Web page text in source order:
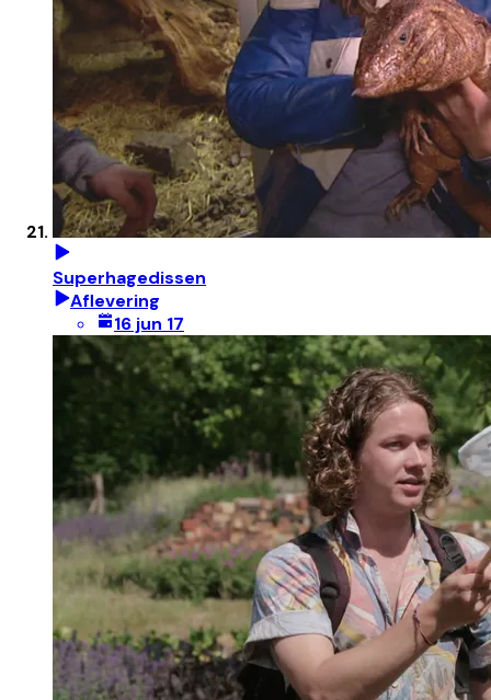
Superhagedissen
Aflevering
16 jun 17